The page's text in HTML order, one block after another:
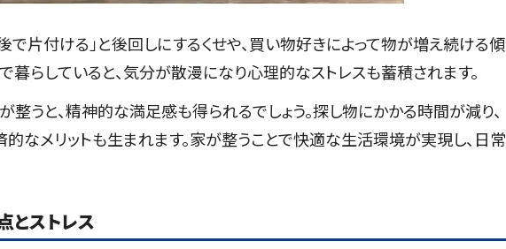
片付ける」と後回しにするくせや、買い物好きによって物が増え続ける傾
暮らしていると、気分が散漫になり心理的なストレスも蓄積されます。
うと、精神的な満足感も得られるでしょう。探し物にかかる時間が減り、
なメリットも生まれます。家が整うことで快適な生活環境が実現し、日常
とストレス